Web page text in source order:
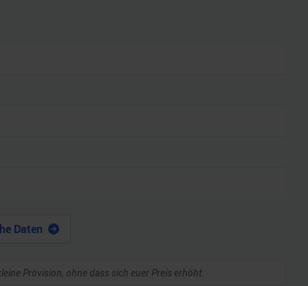
Daten
Provision, ohne dass sich euer Preis erhöht.